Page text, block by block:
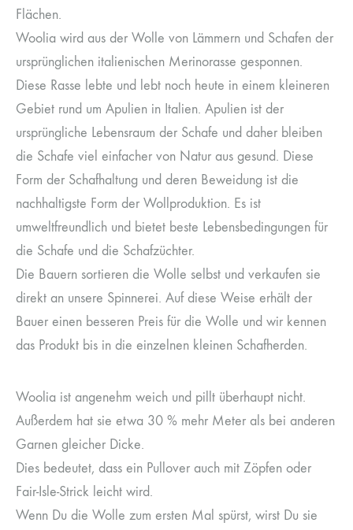
Flächen.
Woolia wird aus der Wolle von Lämmern und Schafen der
ursprünglichen italienischen Merinorasse gesponnen.
Diese Rasse lebte und lebt noch heute in einem kleineren
Gebiet rund um Apulien in Italien. Apulien ist der
ursprüngliche Lebensraum der Schafe und daher bleiben
die Schafe viel einfacher von Natur aus gesund. Diese
Form der Schafhaltung und deren Beweidung ist die
nachhaltigste Form der Wollproduktion. Es ist
umweltfreundlich und bietet beste Lebensbedingungen für
die Schafe und die Schafzüchter.
Die Bauern sortieren die Wolle selbst und verkaufen sie
direkt an unsere Spinnerei. Auf diese Weise erhält der
Bauer einen besseren Preis für die Wolle und wir kennen
das Produkt bis in die einzelnen kleinen Schafherden.
Woolia ist angenehm weich und pillt überhaupt nicht.
Außerdem hat sie etwa 30 % mehr Meter als bei anderen
Garnen gleicher Dicke.
Dies bedeutet, dass ein Pullover auch mit Zöpfen oder
Fair-Isle-Strick leicht wird.
Wenn Du die Wolle zum ersten Mal spürst, wirst Du sie